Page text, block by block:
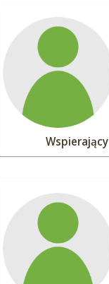
Wspierający